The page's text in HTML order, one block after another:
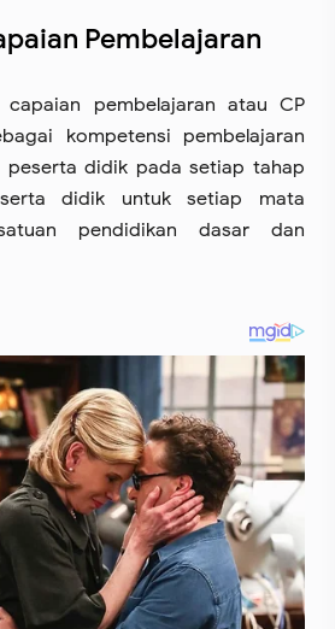
Pembelajaran
capaian pembelajaran atau CP
kompetensi pembelajaran
peserta didik pada setiap tahap
didik untuk setiap mata
pendidikan dasar dan